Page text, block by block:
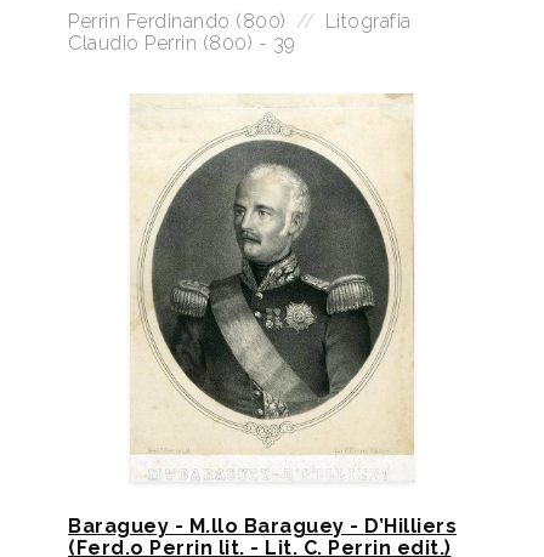
Perrin Ferdinando (800) // Litografia
Claudio Perrin (800) - 39
Baraguey - M.llo Baraguey - D’Hilliers
(Ferd.o Perrin lit. - Lit. C. Perrin edit.)